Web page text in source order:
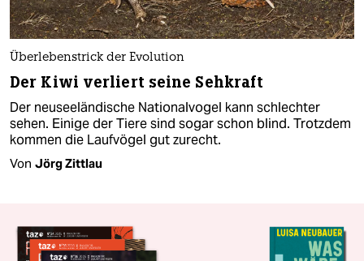
Überlebenstrick der Evolution​
Der Kiwi verliert seine Sehkraft
Der neuseeländische Nationalvogel kann schlechter
sehen. Einige der Tiere sind sogar schon blind. Trotzdem
kommen die Laufvögel gut zurecht.
Von Jörg Zittlau